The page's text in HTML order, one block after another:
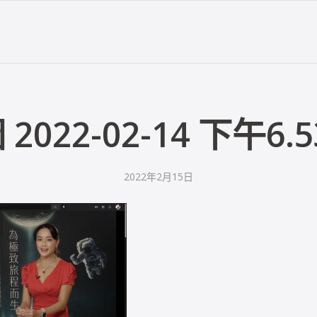
2022-02-14 下午
2022年2月15日